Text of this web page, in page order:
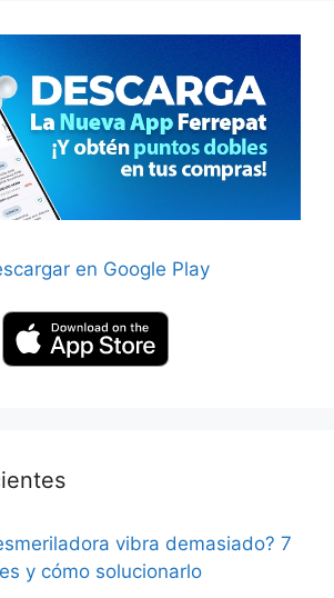
vibra demasiado? 7
y cómo solucionarlo